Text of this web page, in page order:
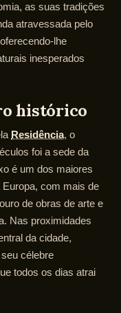
as suas tradições
atravessada pelo
lhe
inesperados
histórico
Residência, o
foi a sede da
é um dos maiores
com mais de
de obras de arte e
Nas proximidades
da cidade,
célebre
todos os dias atrai